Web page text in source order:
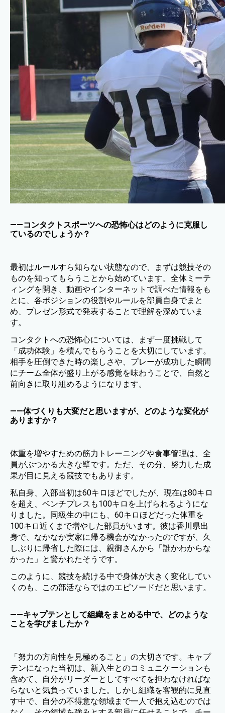
——コンタクトスポーツへの恐怖心はどのように克服し
ているのでしょうか？
最初はルールすら知らない状態なので、まずは競技その
ものを知ってもらうことから始めています。全体ミーテ
ィングを開き、動画やインターネットで調べた情報をも
とに、各ポジションの役割やルールを部員自身でまと
め、プレゼン形式で発表することで理解を深めていま
す。
コンタクトへの恐怖心については、まず一度挑戦して
「成功体験」を積んでもらうことを大切にしています。
相手を圧倒できた時の楽しさや、プレーが成功した瞬間
にチーム全体が盛り上がる感覚を味わうことで、自然と
前向きに取り組めるようになります。
——体づくりも大変だと思いますが、どのような変化が
ありますか？
体重を増やすための筋力トレーニングや食事管理は、全
員がぶつかる大きな壁です。ただ、その分、努力した成
果が目に見える競技でもあります。
私自身、入部当初は60キロほどでしたが、現在は80キロ
を超え、ベンチプレスも100キロを上げられるようにな
りました。同級生の中にも、60キロほどだった体重を
100キロ近くまで増やした部員がいます。彼は香川県出
身で、なかなか実家に帰る機会がなかったのですが、久
しぶりに帰省した際には、親御さんから「誰かわからな
かった」と驚かれたそうです。
このように、競技を続ける中で身体が大きく変化してい
くのも、この部活ならではのエピソードだと思います。
——キャプテンとして組織をまとめる中で、どのような
ことを学びましたか？
「努力の方向性を見極めること」の大切さです。キャプ
テンになった当初は、新入生とのコミュニケーションも
含めて、自分がリーダーとしてすべてを担わなければな
らないと気負っていました。しかし組織を客観的に見直
す中で、自分の不得意な領域まで一人で抱え込むのでは